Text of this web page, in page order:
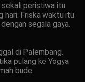
sekali peristiwa itu
hari. Friska waktu itu
segala gaya.
di Palembang.
pulang ke Yogya
bude.